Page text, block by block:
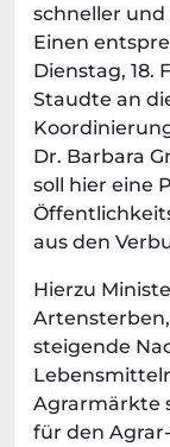
schneller
Einen
Dienstag, 18.
Staudte an
Dr. Barbara
soll hier eine
aus den
Hierzu
steigende
Agrarmärkte
für den